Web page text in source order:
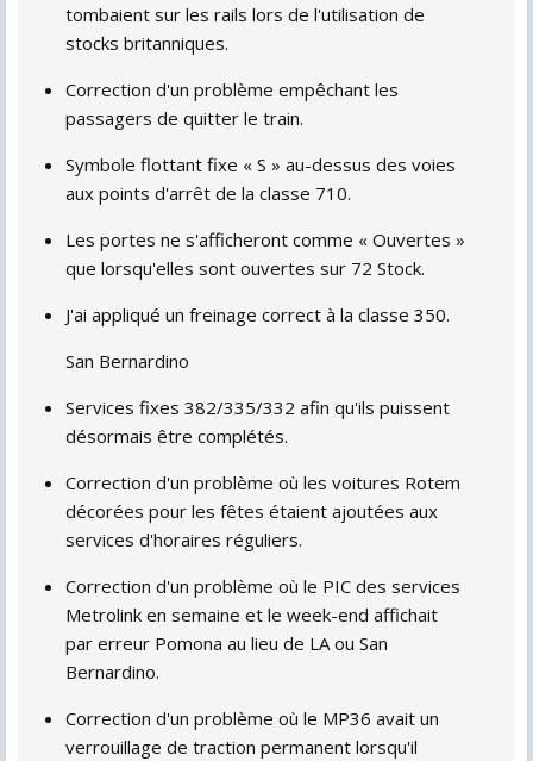
tombaient sur les rails lors de l'utilisation de
stocks britanniques.
Correction d'un problème empêchant les
passagers de quitter le train.
Symbole flottant fixe « S » au-dessus des voies
aux points d'arrêt de la classe 710.
Les portes ne s'afficheront comme « Ouvertes »
que lorsqu'elles sont ouvertes sur 72 Stock.
J'ai appliqué un freinage correct à la classe 350.
San Bernardino
Services fixes 382/335/332 afin qu'ils puissent
désormais être complétés.
Correction d'un problème où les voitures Rotem
décorées pour les fêtes étaient ajoutées aux
services d'horaires réguliers.
Correction d'un problème où le PIC des services
Metrolink en semaine et le week-end affichait
par erreur Pomona au lieu de LA ou San
Bernardino.
Correction d'un problème où le MP36 avait un
verrouillage de traction permanent lorsqu'il